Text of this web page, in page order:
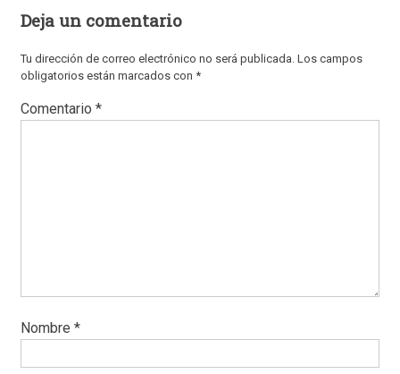
Deja un comentario
Tu dirección de correo electrónico no será publicada. Los campos
obligatorios están marcados con *
Comentario *
Nombre *